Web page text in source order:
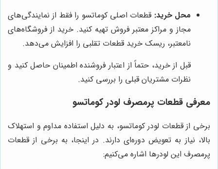
محل خرید: قطعات اصلی کوماتسو را فقط از نمایندگی‌های
مجاز و مراکز معتبر فروش تهیه کنید. خرید از فروشگاه‌های
نامعتبر، ریسک خرید قطعات تقلبی را افزایش می‌دهد.
قبل از خرید، حتماً از اعتبار فروشنده اطمینان حاصل کنید و
نظرات مشتریان قبلی را بررسی کنید.
معرفی قطعات پرمصرف لودر کوماتسو
برخی از قطعات لودر کوماتسو، به دلیل استفاده مداوم و استهلاک
بالا، نیاز به تعویض دوره‌ای دارند. در اینجا، به برخی از قطعات
پرمصرف این لودرها اشاره می‌کنیم: